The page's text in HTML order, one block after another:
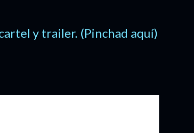
y trailer. (Pinchad aquí)